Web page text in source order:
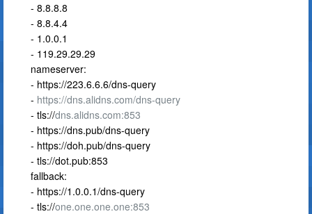
- 8.8.8.8
- 8.8.4.4
- 1.0.0.1
- 119.29.29.29
nameserver:
- https://223.6.6.6/dns-query
- https://dns.alidns.com/dns-query
- tls://dns.alidns.com:853
- https://dns.pub/dns-query
- https://doh.pub/dns-query
- tls://dot.pub:853
fallback:
- https://1.0.0.1/dns-query
- tls://one.one.one.one:853